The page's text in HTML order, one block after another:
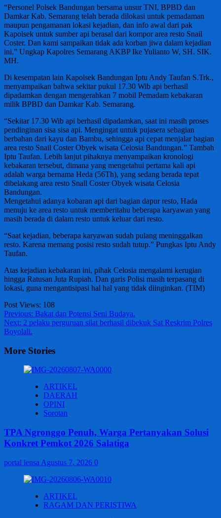
“Personel Polsek Bandungan bersama unsur TNI, BPBD dan
Damkar Kab. Semarang telah berada dilokasi untuk pemadaman
maupun pengamanan lokasi kejadian, dan info awal dari pak
Kapolsek untuk sumber api berasal dari kompor area resto Snail
Coster. Dan kami sampaikan tidak ada korban jiwa dalam kejadian
ini.” Ungkap Kapolres Semarang AKBP Ike Yulianto W, SH. SIK.
MH.
Di kesempatan lain Kapolsek Bandungan Iptu Andy Taufan S.Trk.,
menyampaikan bahwa sekitar pukul 17.30 Wib api berhasil
dipadamkan dengan mengerahkan 7 mobil Pemadam kebakaran
milik BPBD dan Damkar Kab. Semarang.
“Sekitar 17.30 Wib api berhasil dipadamkan, saat ini masih proses
pendinginan sisa sisa api. Mengingat untuk pujasera sebagian
berbahan dari kayu dan Bambu, sehingga api cepat menjalar bagian
area resto Snail Coster Obyek wisata Celosia Bandungan.” Tambah
Iptu Taufan. Lebih lanjut pihaknya menyampaikan kronologi
kebakaran tersebut, dimana yang mengetahui pertama kali api
adalah warga bernama Heda (56Th), yang sedang berada tepat
dibelakang area resto Snall Coster Obyek wisata Celosia
Bandungan.
Mengetahui adanya kobaran api dari bagian dapur resto, Hada
menuju ke area resto untuk memberitahu beberapa karyawan yang
masih berada di dalam resto untuk keluar dari resto.
“Saat kejadian, beberapa karyawan sudah pulang meninggalkan
resto. Karena memang posisi resto sudah tutup.” Pungkas Iptu Andy
Taufan.
Atas kejadian kebakaran ini, pihak Celosia mengalami kerugian
hingga Ratusan Juta Rupiah. Dan garis Polisi masih terpasang di
lokasi, guna mengantisipasi hal hal yang tidak diinginkan. (TIM)
Post Views: 108
Post
navigation
Previous: Bakat dan Potensi Seni Budaya.
Next: 2 pelaku perguruan silat berhasil dibekuk Sat Reskrim Polres
Boyolali.
More Stories
ARTIKEL
DAERAH
OPINI
Sorotan
TPA Ngronggo Penuh, Warga Pertanyakan Solusi
Konkret Pemkot 2026 Salatiga
portal lensa Agustus 7, 2026 0
ARTIKEL
RAGAM DAN PERISTIWA